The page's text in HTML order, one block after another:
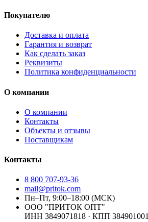
Покупателю
Доставка и оплата
Гарантия и возврат
Как сделать заказ
Реквизиты
Политика конфиденциальности
О компании
О компании
Контакты
Объекты и отзывы
Поставщикам
Контакты
8 800 707-93-36
mail@pritok.com
Пн–Пт, 9:00–18:00 (МСК)
ООО "ПРИТОК ОПТ"
ИНН 3849071818 · КПП 384901001